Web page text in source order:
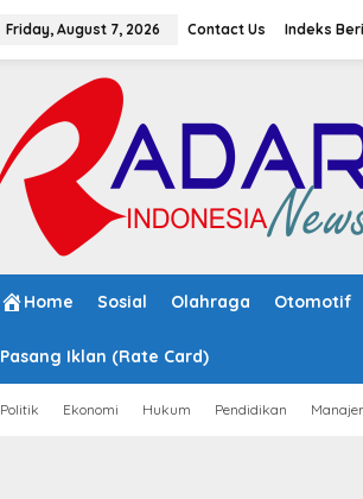
Friday, August 7, 2026 Contact Us Indeks
Home Sosial Olahraga Otomotif
Pasang Iklan (Rate Card)
Politik Ekonomi Hukum Pendidikan